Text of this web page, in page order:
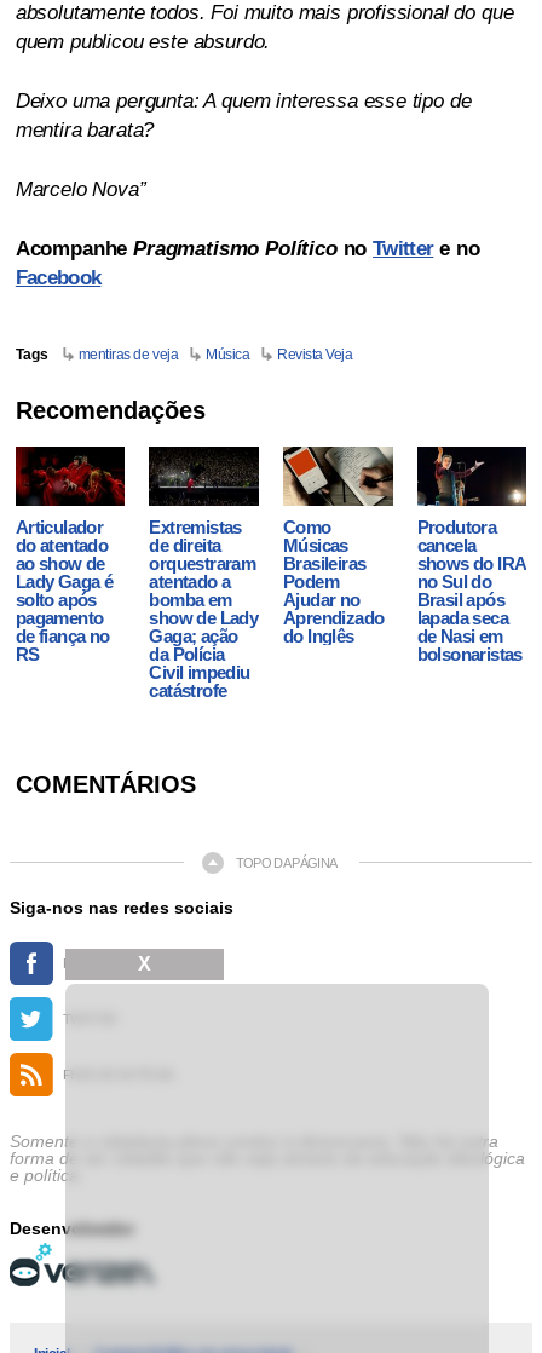
absolutamente todos. Foi muito mais profissional do que
quem publicou este absurdo.
Deixo uma pergunta: A quem interessa esse tipo de
mentira barata?
Marcelo Nova”
AcompanhePragmatismo PolíticonoTwittere no
Facebook
Tags mentiras de veja Música Revista Veja
Recomendações
Articulador
do atentado
ao show de
Lady Gaga é
solto após
pagamento
de fiança no
RS
Extremistas
de direita
orquestraram
atentado a
bomba em
show de Lady
Gaga; ação
da Polícia
Civil impediu
catástrofe
Como
Músicas
Brasileiras
Podem
Ajudar no
Aprendizado
do Inglês
Produtora
cancela
shows do IRA
no Sul do
Brasil após
lapada seca
de Nasi em
bolsonaristas
COMENTÁRIOS
TOPO DA PÁGINA
Siga-nos nas redes sociais
TWITTER
FEED DE NOTÍCIAS
Somente a cidadania plena conduz à democracia. Não há outra
forma de ser cidadão que não seja através da educação ideológica
e política.
Desenvolvedor
X